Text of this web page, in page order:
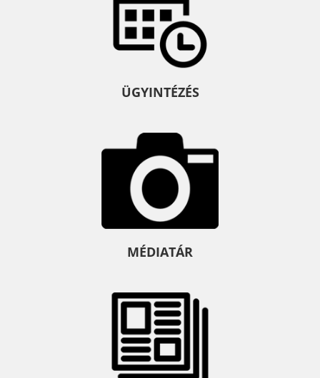
ÜGYINTÉZÉS
MÉDIATÁR